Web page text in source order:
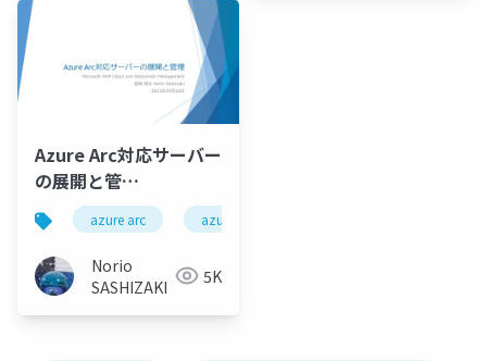
Azure Arc対応サーバー
の展開と管
理/Deployment and
Management of
Azure Arc Enabled
Servers
azure arc azure update manager
Norio
SASHIZAKI
5K